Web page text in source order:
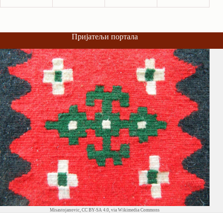
Пријатељи портала
Misastojanovic,CC BY-SA 4.0, via Wikimedia Commons